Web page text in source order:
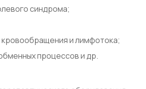
синдрома;
и лимфотока;
процессов и др.